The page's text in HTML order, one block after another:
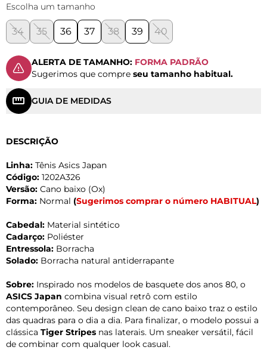
Escolha um tamanho
34 35 36 37 38 39 40
ALERTA DE TAMANHO: FORMA PADRÃO
Sugerimos que compre seu tamanho habitual.
GUIA DE MEDIDAS
DESCRIÇÃO
Linha: Tênis Asics Japan
Código: 1202A326
Versão: Cano baixo (Ox)
Forma: Normal (Sugerimos comprar o número HABITUAL)
Cabedal: Material sintético
Cadarço: Poliéster
Entressola: Borracha
Solado: Borracha natural antiderrapante
Sobre: Inspirado nos modelos de basquete dos anos 80, o
ASICS Japan combina visual retrô com estilo
contemporâneo. Seu design clean de cano baixo traz o estilo
das quadras para o dia a dia. Para finalizar, o modelo possui a
clássica Tiger Stripes nas laterais. Um sneaker versátil, fácil
de combinar com qualquer look casual.